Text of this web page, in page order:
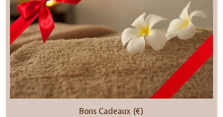
Bons Cadeaux (€)